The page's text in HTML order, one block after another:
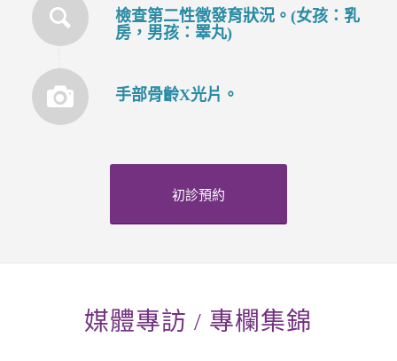
檢查第二性徵發育狀況。(女孩：乳
房，男孩：睪丸)
手部骨齡X光片。
初診預約
媒體專訪 / 專欄集錦